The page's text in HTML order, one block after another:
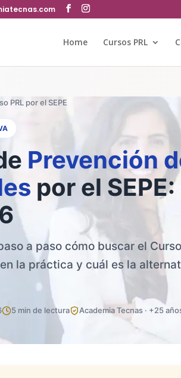
Home Cursos PRL
PRL por el SEPE
Prevención
por el
a paso cómo buscar el
la práctica y cuál es la
5 min de lectura Academia Tecnas · +25